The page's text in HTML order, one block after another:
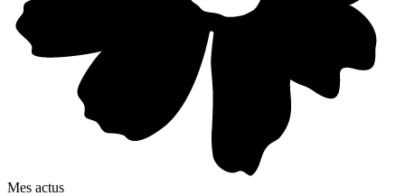
Mes actus